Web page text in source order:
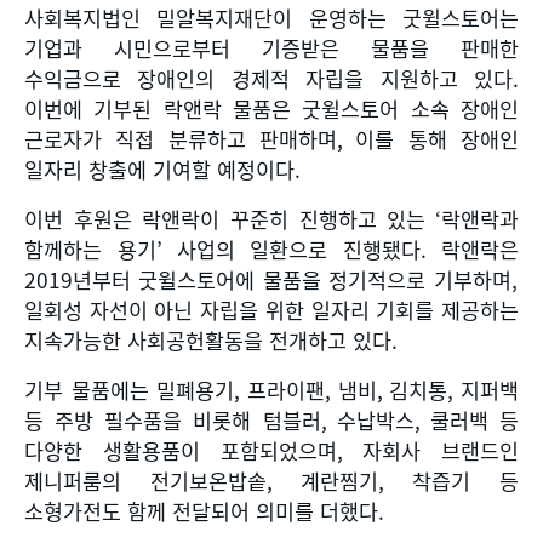
사회복지법인 밀알복지재단이 운영하는 굿윌스토어는
기업과 시민으로부터 기증받은 물품을 판매한
수익금으로 장애인의 경제적 자립을 지원하고 있다.
이번에 기부된 락앤락 물품은 굿윌스토어 소속 장애인
근로자가 직접 분류하고 판매하며, 이를 통해 장애인
일자리 창출에 기여할 예정이다.
이번 후원은 락앤락이 꾸준히 진행하고 있는 ‘락앤락과
함께하는 용기’ 사업의 일환으로 진행됐다. 락앤락은
2019년부터 굿윌스토어에 물품을 정기적으로 기부하며,
일회성 자선이 아닌 자립을 위한 일자리 기회를 제공하는
지속가능한 사회공헌활동을 전개하고 있다.
기부 물품에는 밀폐용기, 프라이팬, 냄비, 김치통, 지퍼백
등 주방 필수품을 비롯해 텀블러, 수납박스, 쿨러백 등
다양한 생활용품이 포함되었으며, 자회사 브랜드인
제니퍼룸의 전기보온밥솥, 계란찜기, 착즙기 등
소형가전도 함께 전달되어 의미를 더했다.